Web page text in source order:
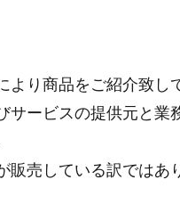
り商品をご紹介致し
サービスの提供元と業
売している訳ではあ